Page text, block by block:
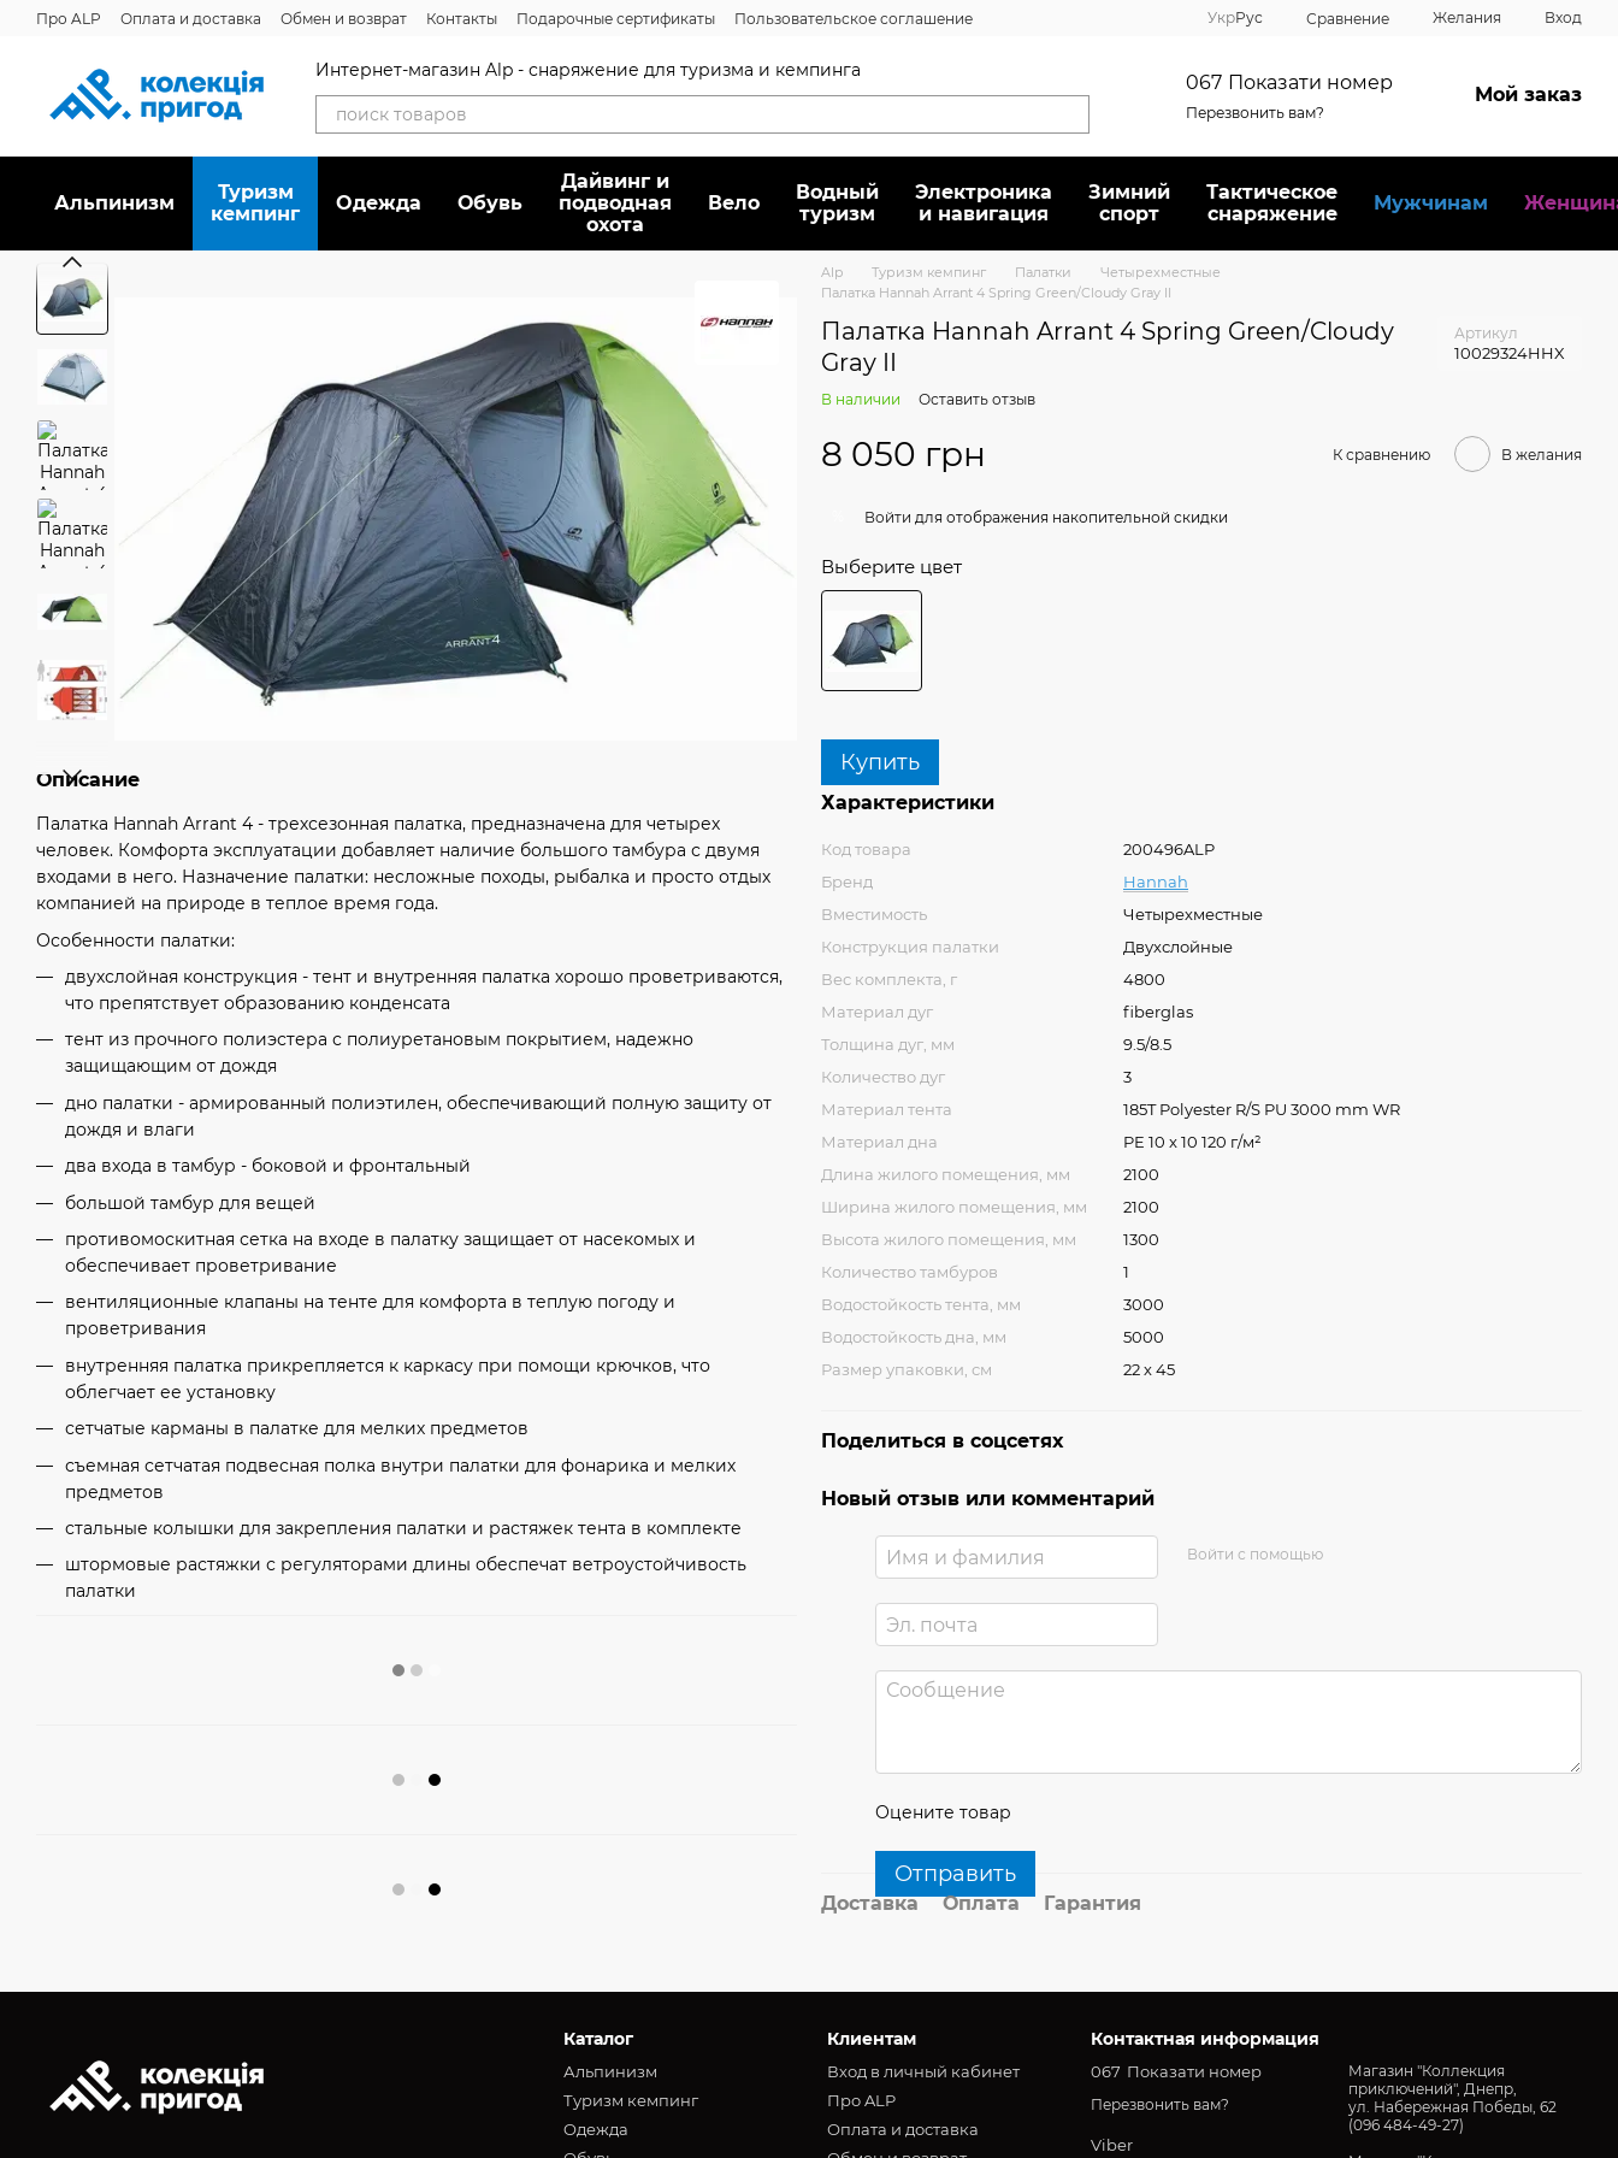
Перейти к основному контенту
Про ALP Оплата и доставка Обмен и возврат Контакты Подарочные сертификаты
Пользовательское соглашение
УкрРус Сравнение Желания Вход
Интернет-магазин Alp - снаряжение для туризма и кемпинга
067 Показати номер
Перезвонить вам?
Мой заказ
Альпинизм
Туризм
кемпинг
Oдежда Обувь
Дайвинг и
подводная
охота
Вело
Водный
туризм
Электроника
и навигация
Зимний
спорт
Тактическое
снаряжение
Мужчинам
Описание
Палатка Hannah Arrant 4 - трехсезонная палатка, предназначена для четырех
человек. Комфорта эксплуатации добавляет наличие большого тамбура с двумя
входами в него. Назначение палатки: несложные походы, рыбалка и просто отдых
компанией на природе в теплое время года.
Особенности палатки:
двухслойная конструкция - тент и внутренняя палатка хорошо проветриваются,
что препятствует образованию конденсата
тент из прочного полиэстера с полиуретановым покрытием, надежно
защищающим от дождя
дно палатки - армированный полиэтилен, обеспечивающий полную защиту от
дождя и влаги
два входа в тамбур - боковой и фронтальный
большой тамбур для вещей
противомоскитная сетка на входе в палатку защищает от насекомых и
обеспечивает проветривание
вентиляционные клапаны на тенте для комфорта в теплую погоду и
проветривания
внутренняя палатка прикрепляется к каркасу при помощи крючков, что
облегчает ее установку
сетчатые карманы в палатке для мелких предметов
съемная сетчатая подвесная полка внутри палатки для фонарика и мелких
предметов
стальные колышки для закрепления палатки и растяжек тента в комплекте
штормовые растяжки с регуляторами длины обеспечат ветроустойчивость
палатки
Alp Туризм кемпинг Палатки
Четырехместные
Палатка Hannah Arrant 4 Spring Green/Cloudy Gray II
Палатка Hannah Arrant 4 Spring Green/Cloudy
Gray II
Артикул
10029324HHX
В наличии Оставить отзыв
8 050 грн К сравнению В желания
Войти для отображения накопительной скидки
Выберите цвет
Купить
Характеристики
Код товара
200496ALP
Бренд
Hannah
Вместимость
Четырехместные
Конструкция палатки
Двухслойные
Вес комплекта, г
4800
Материал дуг
fiberglas
Толщина дуг, мм
9.5/8.5
Количество дуг
3
Материал тента
185T Polyester R/S PU 3000 mm WR
Материал дна
PE 10 x 10 120 г/м²
Длина жилого помещения, мм
2100
Ширина жилого помещения, мм
2100
Высота жилого помещения, мм
1300
Количество тамбуров
1
Водостойкость тента, мм
3000
Водостойкость дна, мм
5000
Размер упаковки, см
22 х 45
Поделиться в соцсетях
Новый отзыв или комментарий
Войти с помощью
Оцените товар
Отправить
Доставка Оплата Гарантия
Каталог
Альпинизм
Туризм кемпинг
Oдежда
Клиентам
Вход в личный кабинет
Про ALP
Оплата и доставка
Контактная информация
067 Показати номер
Перезвонить вам?
Viber
Магазин "Коллекция
приключений", Днепр,
ул. Набережная Победы, 62
(096 484-49-27)